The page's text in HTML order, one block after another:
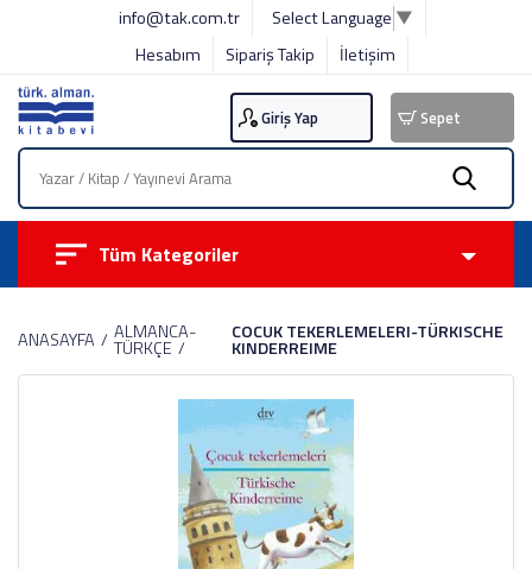
info@tak.com.tr Select Language ▼
Hesabım
Sipariş Takip İletişim
Giriş Yap Sepet
Tüm Kategoriler
ANASAYFA ALMANCA-
TÜRKÇE
COCUK TEKERLEMELERI-TÜRKISCHE
KINDERREIME